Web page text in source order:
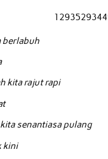
berlabuh
kita rajut rapi
senantiasa pulang
kini